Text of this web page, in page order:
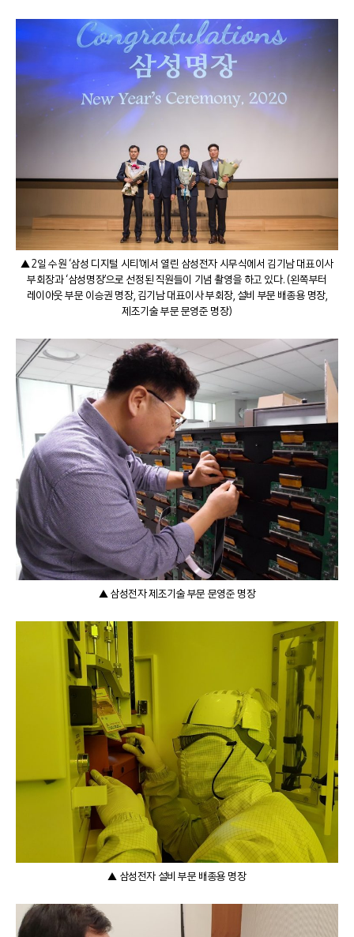
▲ 2일 수원 ‘삼성 디지털 시티’에서 열린 삼성전자 시무식에서 김기남 대표이사
부회장과 ‘삼성명장’으로 선정된 직원들이 기념 촬영을 하고 있다. (왼쪽부터
레이아웃 부문 이승권 명장, 김기남 대표이사 부회장, 설비 부문 배종용 명장,
제조기술 부문 문영준 명장)
▲ 삼성전자 제조기술 부문 문영준 명장
▲ 삼성전자 설비 부문 배종용 명장